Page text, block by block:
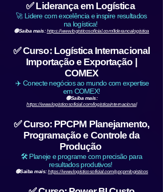
✅ Liderança em Logística
🚀 Lidere com excelência e inspire resultados
na logística!
🟢Saiba mais:https://www.logisticosoficial.com/liderancalogistica
✅ Curso: Logística Internacional
Importação e Exportação |
COMEX
✈️ Conecte negócios ao mundo com expertise
em COMEX!
🟢Saiba mais:
https://www.logisticosoficial.com/logisticainternacional
✅ Curso: PPCPM Planejamento,
Programação e Controle da
Produção
🛠️ Planeje e programe com precisão para
resultados produtivos!
🟢Saiba mais:https://www.logisticosoficial.com/ppcpmlogisticos